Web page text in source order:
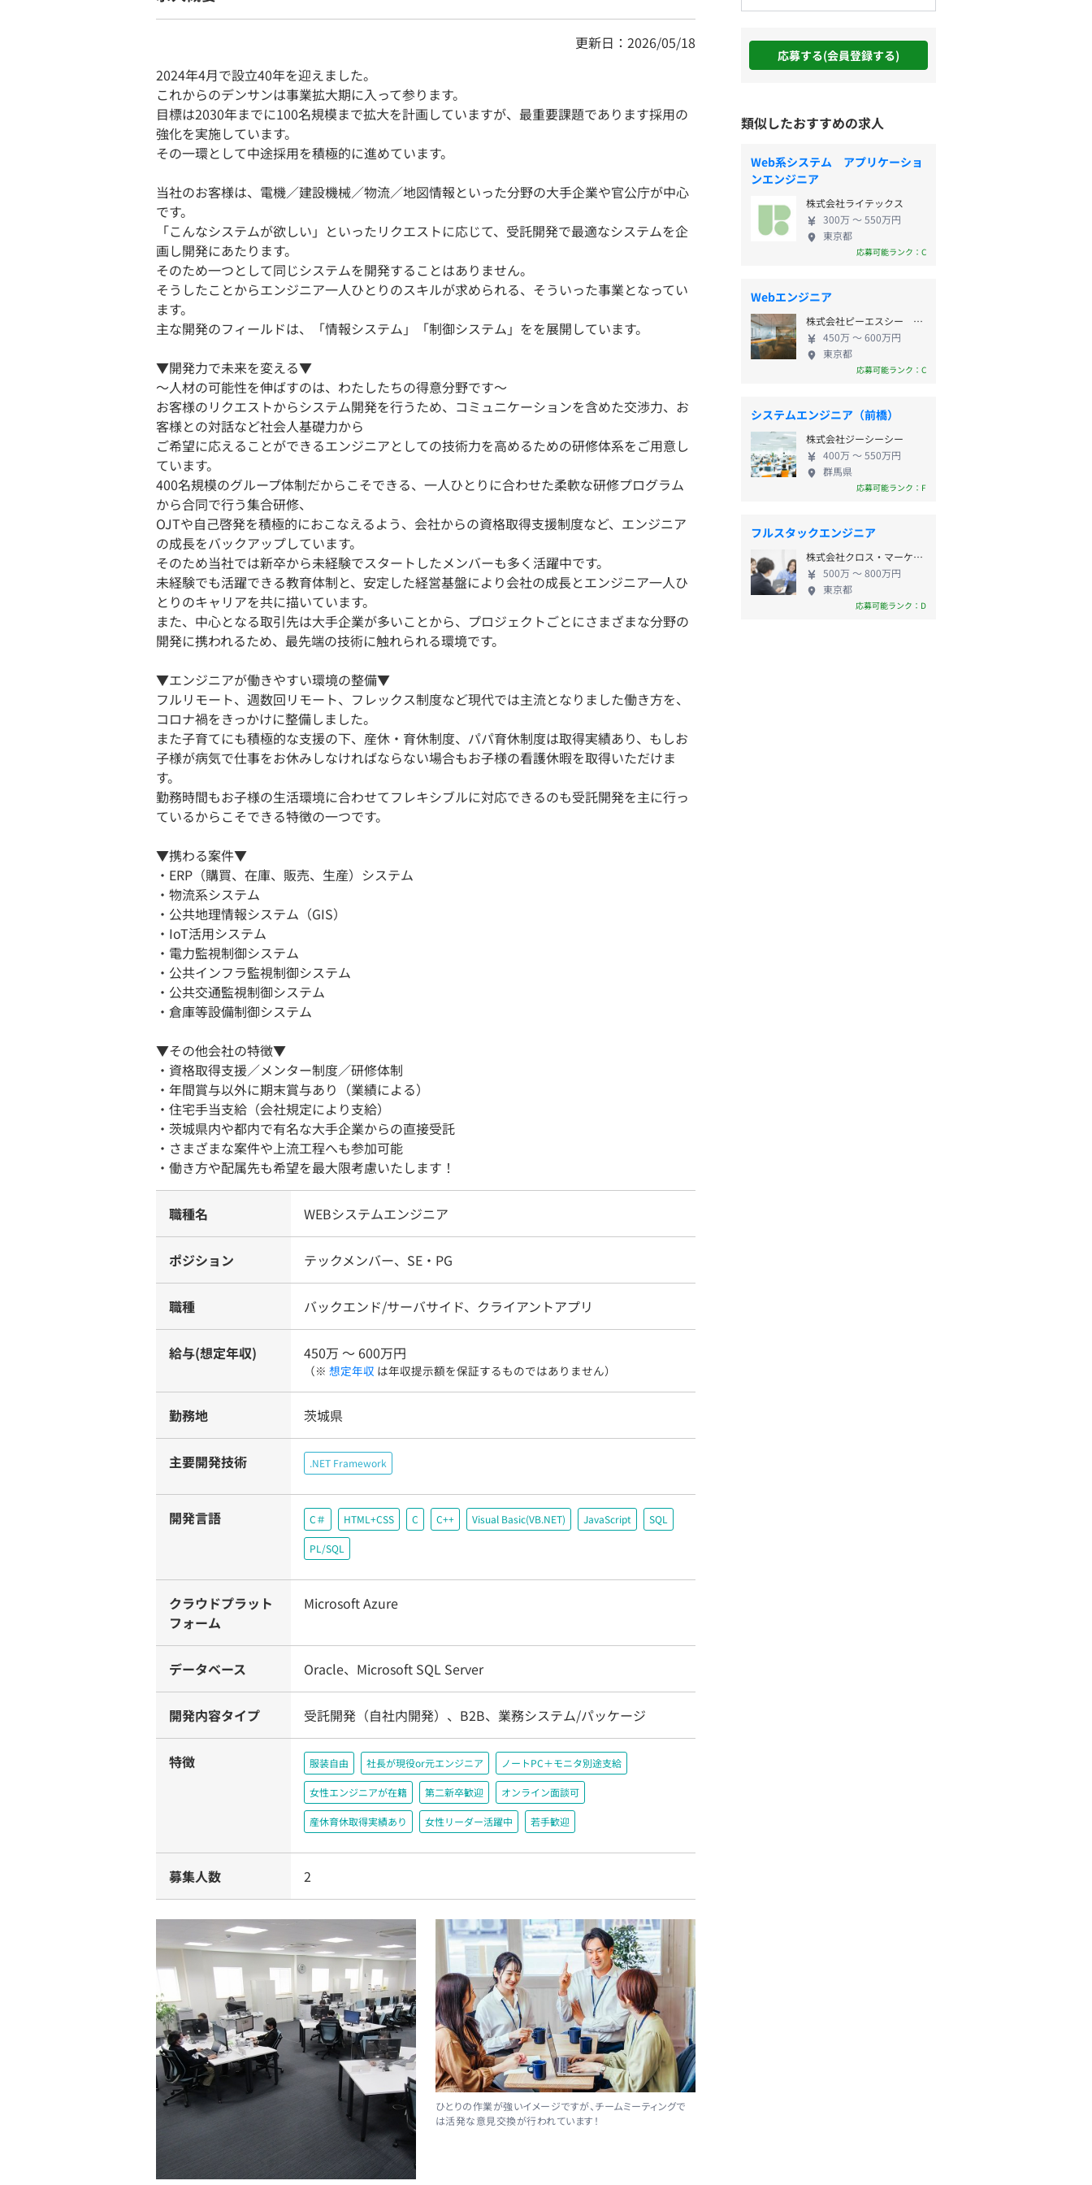
更新日：2026/05/18
2024年4月で設立40年を迎えました。
これからのデンサンは事業拡大期に入って参ります。
目標は2030年までに100名規模まで拡大を計画していますが、最重要課題であります採用の
強化を実施しています。
その一環として中途採用を積極的に進めています。
当社のお客様は、電機／建設機械／物流／地図情報といった分野の大手企業や官公庁が中心
です。
「こんなシステムが欲しい」といったリクエストに応じて、受託開発で最適なシステムを企
画し開発にあたります。
そのため一つとして同じシステムを開発することはありません。
そうしたことからエンジニア一人ひとりのスキルが求められる、そういった事業となってい
ます。
主な開発のフィールドは、「情報システム」「制御システム」をを展開しています。
▼開発力で未来を変える▼
～人材の可能性を伸ばすのは、わたしたちの得意分野です～
お客様のリクエストからシステム開発を行うため、コミュニケーションを含めた交渉力、お
客様との対話など社会人基礎力から
ご希望に応えることができるエンジニアとしての技術力を高めるための研修体系をご用意し
ています。
400名規模のグループ体制だからこそできる、一人ひとりに合わせた柔軟な研修プログラム
から合同で行う集合研修、
OJTや自己啓発を積極的におこなえるよう、会社からの資格取得支援制度など、エンジニア
の成長をバックアップしています。
そのため当社では新卒から未経験でスタートしたメンバーも多く活躍中です。
未経験でも活躍できる教育体制と、安定した経営基盤により会社の成長とエンジニア一人ひ
とりのキャリアを共に描いています。
また、中心となる取引先は大手企業が多いことから、プロジェクトごとにさまざまな分野の
開発に携われるため、最先端の技術に触れられる環境です。
▼エンジニアが働きやすい環境の整備▼
フルリモート、週数回リモート、フレックス制度など現代では主流となりました働き方を、
コロナ禍をきっかけに整備しました。
また子育てにも積極的な支援の下、産休・育休制度、パパ育休制度は取得実績あり、もしお
子様が病気で仕事をお休みしなければならない場合もお子様の看護休暇を取得いただけま
す。
勤務時間もお子様の生活環境に合わせてフレキシブルに対応できるのも受託開発を主に行っ
ているからこそできる特徴の一つです。
▼携わる案件▼
・ERP（購買、在庫、販売、生産）システム
・物流系システム
・公共地理情報システム（GIS）
・IoT活用システム
・電力監視制御システム
・公共インフラ監視制御システム
・公共交通監視制御システム
・倉庫等設備制御システム
▼その他会社の特徴▼
・資格取得支援／メンター制度／研修体制
・年間賞与以外に期末賞与あり（業績による）
・住宅手当支給（会社規定により支給）
・茨城県内や都内で有名な大手企業からの直接受託
・さまざまな案件や上流工程へも参加可能
・働き方や配属先も希望を最大限考慮いたします！
職種名 WEBシステムエンジニア
ポジション テックメンバー、SE・PG
職種 バックエンド/サーバサイド、クライアントアプリ
給与(想定年収) 450万 〜 600万円
（※ 想定年収 は年収提示額を保証するものではありません）
勤務地 茨城県
主要開発技術 .NET Framework
開発言語 C＃ HTML+CSS C C++ Visual Basic(VB.NET) JavaScript SQL
PL/SQL
クラウドプラット
フォーム
Microsoft Azure
データベース Oracle、Microsoft SQL Server
開発内容タイプ 受託開発（自社内開発）、B2B、業務システム/パッケージ
特徴 服装自由 社長が現役or元エンジニア ノートPC＋モニタ別途支給
女性エンジニアが在籍 第二新卒歓迎 オンライン面談可
産休育休取得実績あり 女性リーダー活躍中 若手歓迎
募集人数 2
ひとりの作業が強いイメージですが、チームミーティングで
は活発な意見交換が行われています！
応募する(会員登録する)
類似したおすすめの求人
Web系システム アプリケーショ
ンエンジニア
株式会社ライテックス
300万 〜 550万円
東京都
応募可能ランク：C
Webエンジニア
株式会社ピーエスシー ビジネスアプリケーション事業部
450万 〜 600万円
東京都
応募可能ランク：C
システムエンジニア（前橋）
株式会社ジーシーシー
400万 〜 550万円
群馬県
応募可能ランク：F
フルスタックエンジニア
株式会社クロス・マーケティンググループ
500万 〜 800万円
東京都
応募可能ランク：D